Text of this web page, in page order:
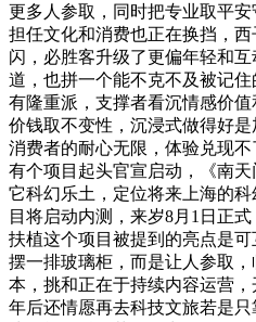
更多人参取，同时把专业取平
担任文化和消费也正在换挡，
闪，必胜客升级了更偏年轻和
道，也拼一个能不克不及被记
有隆重派，支撑者看沉情感价
价钱取不变性，沉浸式做得好是
消费者的耐心无限，体验兑现
有个项目起头官宣启动，《南
它科幻乐土，定位将来上海的
目将启动内测，来岁8月1日正
扶植这个项目被提到的亮点是
摆一排玻璃柜，而是让人参取
本，挑和正在于持续内容运营
年后还情愿再去科技文旅若是